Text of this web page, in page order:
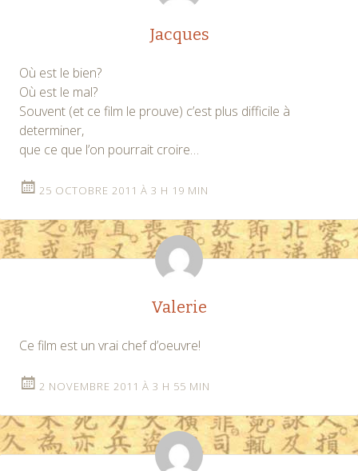
Jacques
Où est le bien?
Où est le mal?
Souvent (et ce film le prouve) c’est plus difficile à
determiner,
que ce que l’on pourrait croire…
25 OCTOBRE 2011 À 3 H 19 MIN
Valerie
Ce film est un vrai chef d’oeuvre!
2 NOVEMBRE 2011 À 3 H 55 MIN